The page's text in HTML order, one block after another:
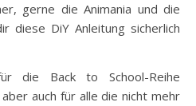
gerne die Animania und die
diese DiY Anleitung sicherlich
die Back to School-Reihe
auch für alle die nicht mehr